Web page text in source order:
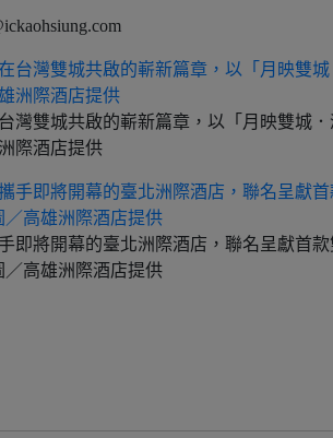
灣雙城共啟的嶄新篇章，以「月映雙城
際酒店提供
即將開幕的臺北洲際酒店，聯名呈獻首
／高雄洲際酒店提供